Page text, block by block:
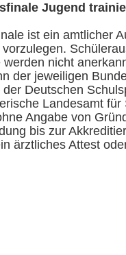
Jugend
ist ein amtlicher
nicht
der jeweiligen
Deutschen
Landesamt für
Angabe von
bis zur
ärztliches Attest